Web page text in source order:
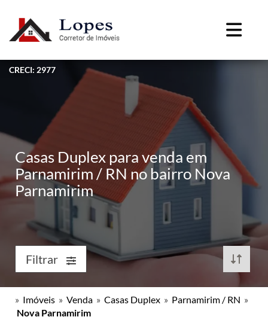
CRECI: 2977
Casas Duplex para venda em
Parnamirim / RN no bairro Nova
Parnamirim
Filtrar
» Imóveis » Venda » Casas Duplex » Parnamirim / RN »
Nova Parnamirim